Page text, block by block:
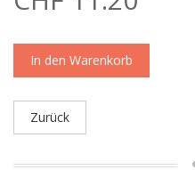
In den Warenkorb
Zurück